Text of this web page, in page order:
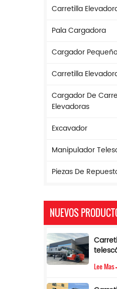
Carretilla
Pala Cargadora
Cargador
Carretilla
Cargador De
Elevadoras
Excavador
Manipulador
Piezas De
NUEVOS
Lee Mas